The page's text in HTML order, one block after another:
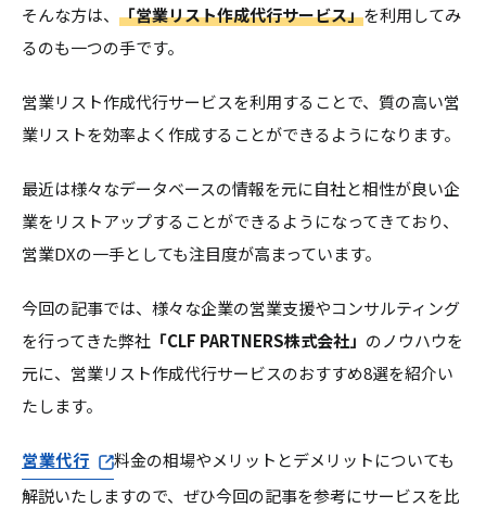
そんな方は、 「営業リスト作成代行サービス」を利用してみ
るのも一つの手です。
営業リスト作成代行サービスを利用することで、質の高い営
業リストを効率よく作成することができるようになります。
最近は様々なデータベースの情報を元に自社と相性が良い企
業をリストアップすることができるようになってきており、
営業DXの一手としても注目度が高まっています。
今回の記事では、様々な企業の営業支援やコンサルティング
を行ってきた弊社 「CLF PARTNERS株式会社」 のノウハウを
元に、営業リスト作成代行サービスのおすすめ8選を紹介い
たします。
営業代行
料金の相場やメリットとデメリットについても
解説いたしますので、ぜひ今回の記事を参考にサービスを比